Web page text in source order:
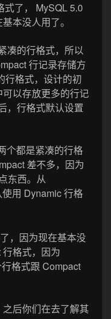
了， MySQL 5.0
本没人用了。
凑的行格式，所以
行记录存储方
行格式，设计的初
以存放更多的行记
，行格式默认设置
个都是紧凑的行格
差不多，因为
东西。从
用 Dynamic 行格
，因为现在基本没
格式，因为
格式跟 Compact
后你们在去了解其